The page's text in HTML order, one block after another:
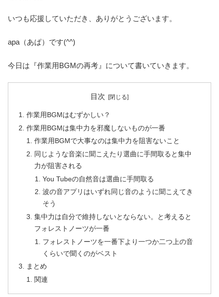
いつも応援していただき、ありがとうございます。
apa（あぱ）です(^^)
今日は『作業用BGMの再考』について書いていきます。
目次
作業用BGMはむずかしい？
作業用BGMは集中力を邪魔しないものが一番
作業用BGMで大事なのは集中力を阻害ないこと
同じような音楽に聞こえたり選曲に手間取ると集中
力が阻害される
You Tubeの自然音は選曲に手間取る
波の音アプリはいずれ同じ音のように聞こえてき
そう
集中力は自分で維持しないとならない。と考えると
フォレストノーツが一番
フォレストノーツを一番下より一つか二つ上の音
くらいで聞くのがベスト
まとめ
関連